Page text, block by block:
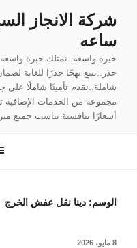
المحتوىساعه
خبرة واسعة..نمتلك خبرة
حذر..نتبع نهجًا حذرًا للغاية
شاملة..نقدم تأمينًا شاملًا
مجموعة من الخدمات الإضافية
أسعارًا تنافسية تناسب جميع
الوسم: دينا نقل عفش الخرج
نُشر
8 مايو، 2026